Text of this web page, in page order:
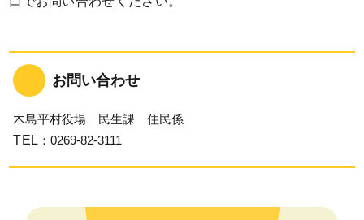
お問い合わせ
木島平村役場 民生課 住民係
TEL ：0269-82-3111